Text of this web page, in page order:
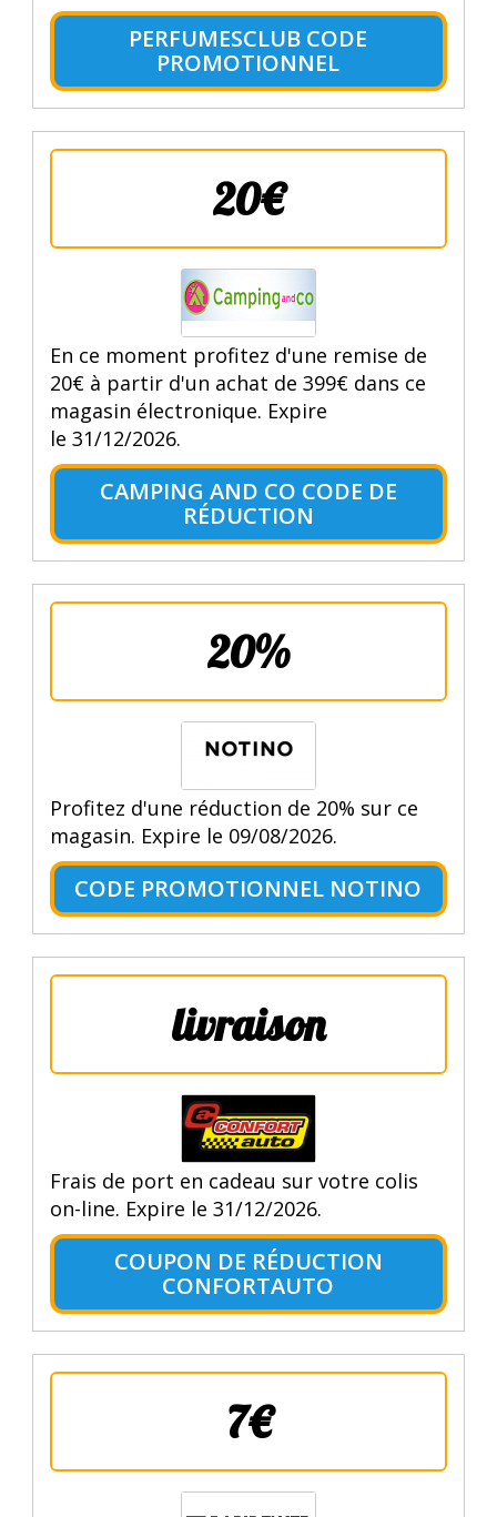
PERFUMESCLUB CODE
PROMOTIONNEL
20€
En ce moment profitez d'une remise de
20€ à partir d'un achat de 399€ dans ce
magasin électronique. Expire
le 31/12/2026.
CAMPING AND CO CODE DE
RÉDUCTION
20%
Profitez d'une réduction de 20% sur ce
magasin. Expire le 09/08/2026.
CODE PROMOTIONNEL NOTINO
livraison
Frais de port en cadeau sur votre colis
on-line. Expire le 31/12/2026.
COUPON DE RÉDUCTION
CONFORTAUTO
7€